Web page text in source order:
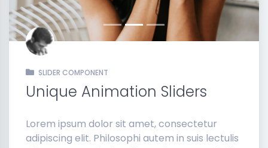
SLIDER COMPONENT
Unique Animation Sliders
Lorem ipsum dolor sit amet, consectetur
adipiscing elit. Philosophi autem in suis lectulis